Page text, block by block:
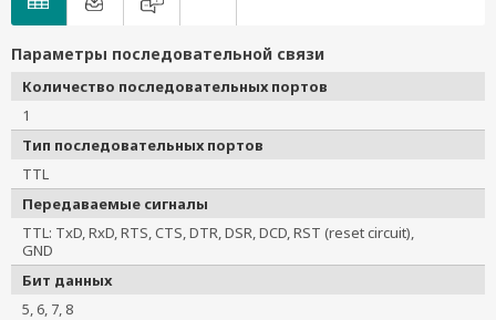
Параметры последовательной связи
Количество последовательных портов
1
Тип последовательных портов
TTL
Передаваемые сигналы
TTL: TxD, RxD, RTS, CTS, DTR, DSR, DCD, RST (reset circuit),
GND
Бит данных
5, 6, 7, 8